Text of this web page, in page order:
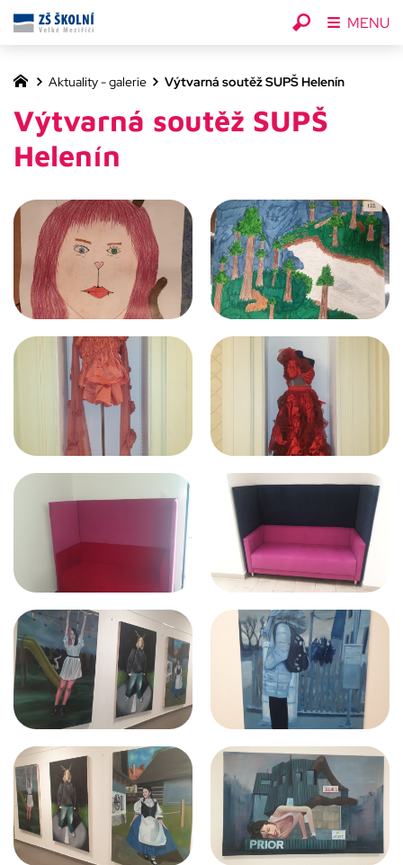
Aktuality - galerie Výtvarná soutěž SUPŠ Helenín
Výtvarná soutěž SUPŠ
Helenín
MENU